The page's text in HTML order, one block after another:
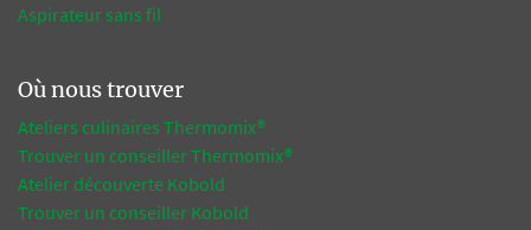
Aspirateur sans fil
Où nous trouver
Ateliers culinaires Thermomix®
Trouver un conseiller Thermomix®
Atelier découverte Kobold
Trouver un conseiller Kobold